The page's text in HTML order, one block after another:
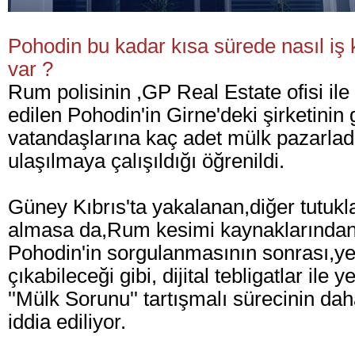
Pohodin bu kadar kısa sürede nasıl
var ?
Rum polisinin ,GP Real Estate ofisi ile
edilen Pohodin'in Girne'deki şirketinin
vatandaşlarına kaç adet mülk
ulaşılmaya çalışıldığı öğrenildi.
Güney Kıbrıs'ta yakalanan,diğer
almasa da,Rum kesimi
Pohodin'in sorgulanmasının
çıkabileceği gibi, dijital tebligatlar ile
''Mülk Sorunu'' tartışmalı sürecinin
iddia ediliyor.